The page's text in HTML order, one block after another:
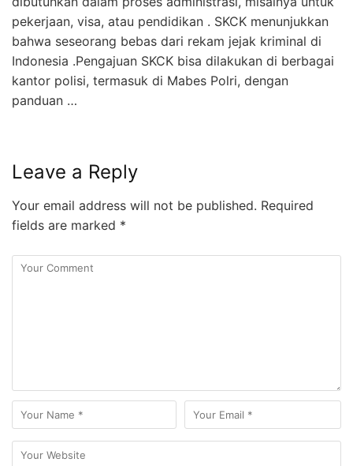
pekerjaan, visa, atau pendidikan . SKCK menunjukkan
bahwa seseorang bebas dari rekam jejak kriminal di
Indonesia .Pengajuan SKCK bisa dilakukan di berbagai
kantor polisi, termasuk di Mabes Polri, dengan
panduan …
Leave a Reply
Your email address will not be published. Required
fields are marked *